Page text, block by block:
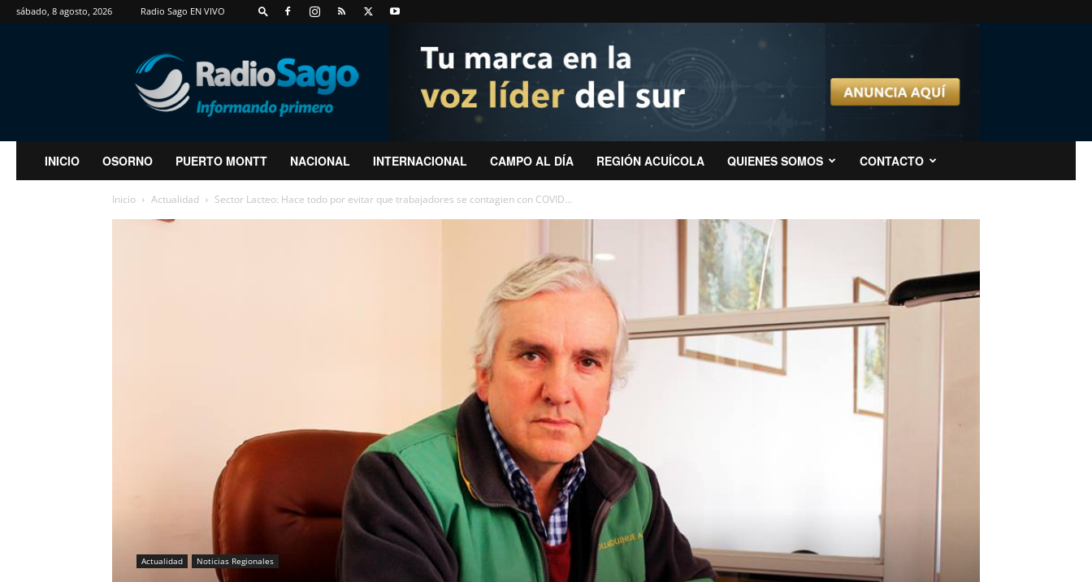
sábado, 8 agosto, 2026 Radio Sago EN VIVO
RadioSago
INICIO OSORNO PUERTO MONTT NACIONAL INTERNACIONAL CAMPO AL DÍA REGIÓN ACUÍCOLA QUIENES SOMOS CONTACTO
Inicio Actualidad Sector Lacteo: Hace todo por evitar que trabajadores se contagien con COVID...
Actualidad Noticias Regionales